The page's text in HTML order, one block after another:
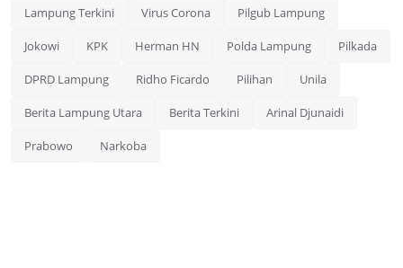
Lampung Terkini Virus Corona Pilgub Lampung
Jokowi KPK Herman HN Polda Lampung Pilkada
DPRD Lampung Ridho Ficardo Pilihan Unila
Berita Lampung Utara Berita Terkini Arinal Djunaidi
Prabowo Narkoba